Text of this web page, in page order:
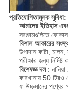
প্রতিযোগিতামূলক সুবিধা:
আমাদের ইতিহাস
সরঞ্জামগুলিতে
বিশাল আকারের
উপাদান কাটা, চালন,
পরীক্ষার জন্য নির্দিষ্ট
বিশেষজ্ঞ দল:
কারখানায় 50 টিরও
যা উচ্চমানের পণ্যের